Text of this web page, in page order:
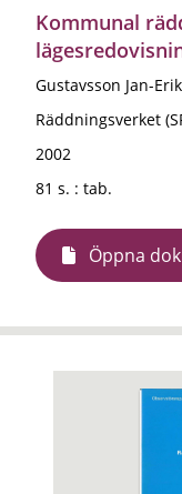
Kommunal
Gustavsson Jan-Erik
Räddningsverket
2002
81 s. : tab.
Öppna